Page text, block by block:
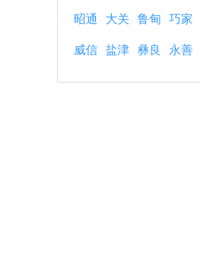
昭通 大关 鲁甸 巧家
威信 盐津 彝良 永善